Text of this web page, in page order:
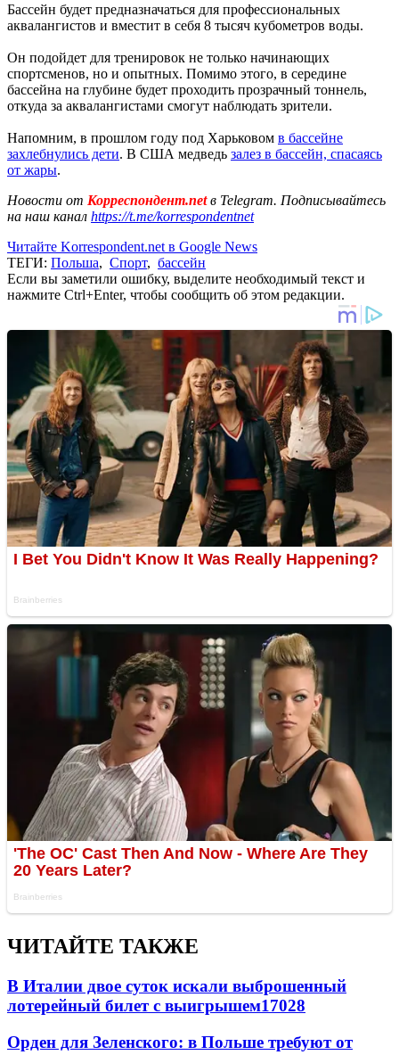
Бассейн будет предназначаться для профессиональных
аквалангистов и вместит в себя 8 тысяч кубометров воды.
Он подойдет для тренировок не только начинающих
спортсменов, но и опытных. Помимо этого, в середине
бассейна на глубине будет проходить прозрачный тоннель,
откуда за аквалангистами смогут наблюдать зрители.
Напомним, в прошлом году под Харьковом в бассейне
захлебнулись дети. В США медведь залез в бассейн, спасаясь
от жары.
Новости от Корреспондент.netв Telegram. Подписывайтесь
на наш канал https://t.me/korrespondentnet
Читайте Korrespondent.net в Google News
ТЕГИ: Польша, Спорт, бассейн
Если вы заметили ошибку, выделите необходимый текст и
нажмите Ctrl+Enter, чтобы сообщить об этом редакции.
ЧИТАЙТЕ ТАКЖЕ
В Италии двое суток искали выброшенный
лотерейный билет с выигрышем17028
Орден для Зеленского: в Польше требуют от